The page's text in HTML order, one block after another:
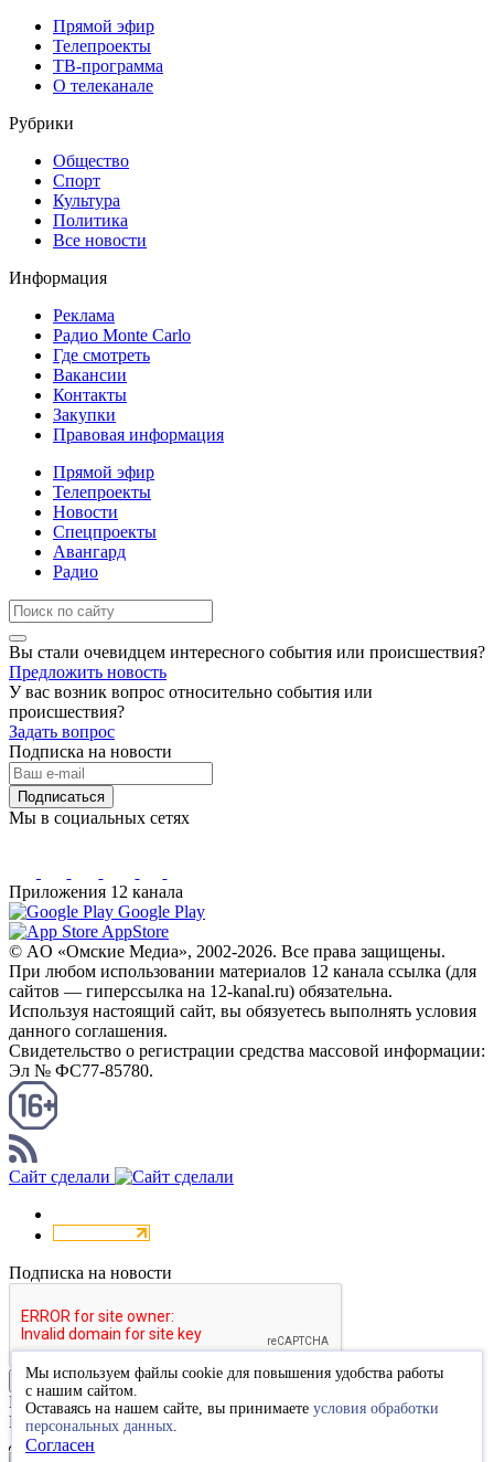
Прямой эфир
Телепроекты
ТВ-программа
О телеканале
Рубрики
Общество
Спорт
Культура
Политика
Все новости
Информация
Реклама
Радио Monte Carlo
Где смотреть
Вакансии
Контакты
Закупки
Правовая информация
Прямой эфир
Телепроекты
Новости
Спецпроекты
Авангард
Радио
Вы стали очевидцем интересного события или происшествия?
Предложить новость
У вас возник вопрос относительно события или
происшествия?
Задать вопрос
Подписка на новости
Подписаться
Мы в социальных сетях
Приложения 12 канала
Google Play
AppStore
© AO «Омские Медиа», 2002-2026. Все права защищены.
При любом использовании материалов 12 канала ссылка (для
сайтов — гиперссылка на 12-kanal.ru) обязательна.
Используя настоящий сайт, вы обязуетесь выполнять условия
данного соглашения.
Свидетельство о регистрации средства массовой информации:
Эл № ФС77-85780.
Сайт сделали
Подписка на новости
Подписаться
Благодарим за подписку
Пожалуйста, перейдите по ссылке в высланном вам письме
для подтверждения подписки.
Мы используем файлы cookie для повышения удобства работы
с нашим сайтом.
Оставаясь на нашем сайте, вы принимаете условия обработки
персональных данных.
Согласен